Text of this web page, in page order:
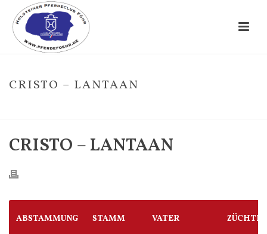
CRISTO – LANTAAN
CRISTO – LANTAAN
ABSTAMMUNG STAMM VATER ZÜCHTER